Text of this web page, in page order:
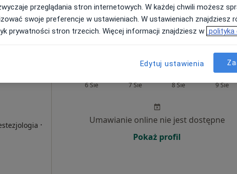
Pokaż profil
·
6 Sie 7 Sie 8 Sie
Ndz,
9 Sie
Umawianie online nie jest dostępne
Pokaż profil
przeglądania stron internetowych. W każdej chwili możesz
swoje preferencje w ustawieniach. W ustawieniach znajdziesz
prywatności stron trzecich. Więcej informacji znajdziesz w polityka
Edytuj ustawienia